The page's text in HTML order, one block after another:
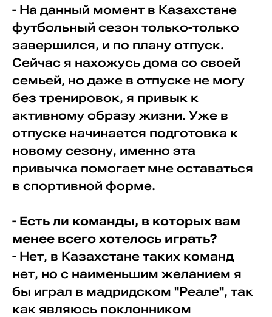
- На данный момент в Казахстане
футбольный сезон только-только
завершился, и по плану отпуск.
Сейчас я нахожусь дома со своей
семьей, но даже в отпуске не могу
без тренировок, я привык к
активному образу жизни. Уже в
отпуске начинается подготовка к
новому сезону, именно эта
привычка помогает мне оставаться
в спортивной форме.
- Есть ли команды, в которых вам
менее всего хотелось играть?
- Нет, в Казахстане таких команд
нет, но с наименьшим желанием я
бы играл в мадридском "Реале", так
как являюсь поклонником